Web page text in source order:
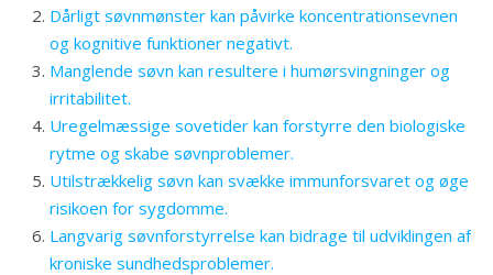
Dårligt søvnmønster kan påvirke koncentrationsevnen
og kognitive funktioner negativt.
Manglende søvn kan resultere i humørsvingninger og
irritabilitet.
Uregelmæssige sovetider kan forstyrre den biologiske
rytme og skabe søvnproblemer.
Utilstrækkelig søvn kan svække immunforsvaret og øge
risikoen for sygdomme.
Langvarig søvnforstyrrelse kan bidrage til udviklingen af
kroniske sundhedsproblemer.